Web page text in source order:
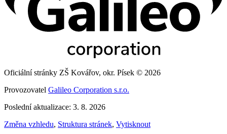
Oficiální stránky ZŠ Kovářov, okr. Písek © 2026
Provozovatel Galileo Corporation s.r.o.
Poslední aktualizace: 3. 8. 2026
Změna vzhledu, Struktura stránek, Vytisknout